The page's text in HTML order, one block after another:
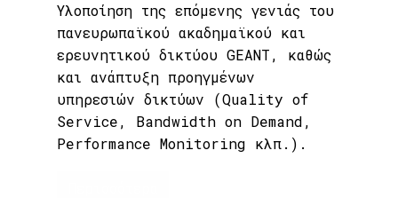
Υλοποίηση της επόμενης γενιάς του
πανευρωπαϊκού ακαδημαϊκού και
ερευνητικού δικτύου GEANT, καθώς
και ανάπτυξη προηγμένων
υπηρεσιών δικτύων (Quality of
Service, Bandwidth on Demand,
Performance Monitoring κλπ.).